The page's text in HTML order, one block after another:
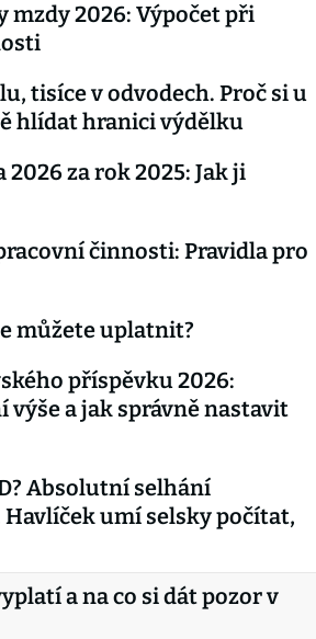
mzdy 2026: Výpočet při
tisíce v odvodech. Proč si u
hlídat hranici výdělku
za rok 2025: Jak ji
činnosti: Pravidla pro
můžete uplatnit?
příspěvku 2026:
výše a jak správně nastavit
Absolutní selhání
umí selsky počítat,
a na co si dát pozor v